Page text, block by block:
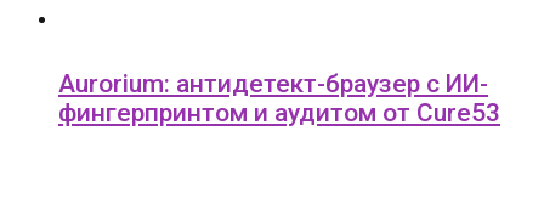
Aurorium: антидетект-браузер с ИИ-
фингерпринтом и аудитом от Cure53